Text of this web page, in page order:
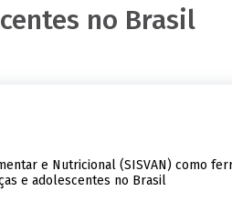
no Brasil
e Nutricional (SISVAN) como
e adolescentes no Brasil